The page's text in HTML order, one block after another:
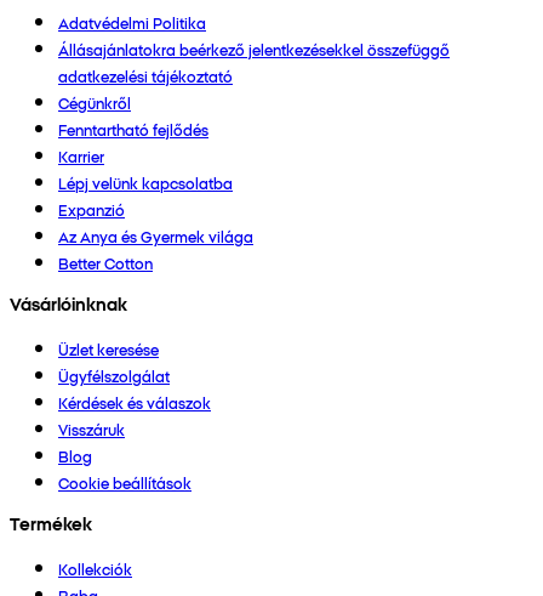
Adatvédelmi Politika
Állásajánlatokra beérkező jelentkezésekkel összefüggő
adatkezelési tájékoztató
Cégünkről
Fenntartható fejlődés
Karrier
Lépj velünk kapcsolatba
Expanzió
Az Anya és Gyermek világa
Better Cotton
Vásárlóinknak
Üzlet keresése
Ügyfélszolgálat
Kérdések és válaszok
Visszáruk
Blog
Cookie beállítások
Termékek
Kollekciók